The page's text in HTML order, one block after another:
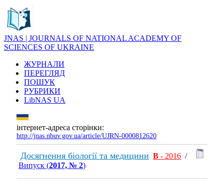
JNAS | JOURNALS OF NATIONAL ACADEMY OF
SCIENCES OF UKRAINE
ЖУРНАЛИ
ПЕРЕГЛЯД
ПОШУК
РУБРИКИ
LibNAS UA
інтернет-адреса сторінки:
http://jnas.nbuv.gov.ua/article/UJRN-0000812620
Досягнення біології та медицини В - 2016 /
Випуск (2017, № 2)